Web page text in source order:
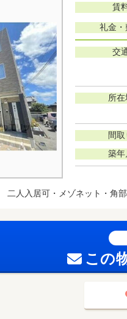
賃
礼金・
交
所在
間取
築年
二人入居可・メゾネット・角
この